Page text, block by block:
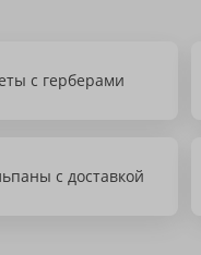
с герберами
с доставкой